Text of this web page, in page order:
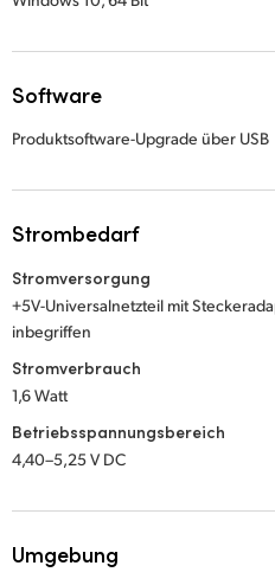
Software
Produktsoftware-Upgrade über USB
Strombedarf
Stromversorgung
+5V-Universalnetzteil mit
inbegriffen
Stromverbrauch
1,6 Watt
Betriebsspannungsbereich
4,40–5,25 V DC
Umgebung